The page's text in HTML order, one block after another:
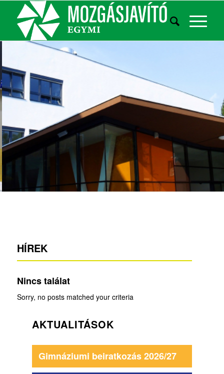
HÍREK
Nincs találat
Sorry, no posts matched your criteria
AKTUALITÁSOK
Gimnáziumi beiratkozás 2026/27